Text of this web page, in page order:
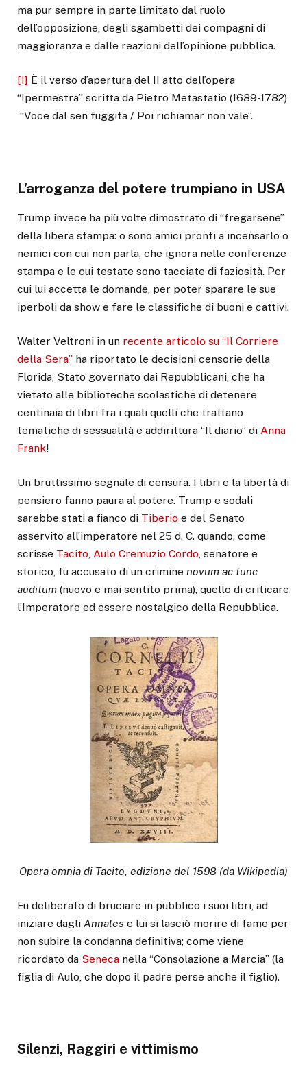
ma pur sempre in parte limitato dal ruolo
dell’opposizione, degli sgambetti dei compagni di
maggioranza e dalle reazioni dell’opinione pubblica.
[1] È il verso d’apertura del II atto dell’opera
“Ipermestra” scritta da Pietro Metastatio (1689-1782)
“Voce dal sen fuggita / Poi richiamar non vale”.
L’arroganza del potere trumpiano in USA
Trump invece ha più volte dimostrato di “fregarsene”
della libera stampa: o sono amici pronti a incensarlo o
nemici con cui non parla, che ignora nelle conferenze
stampa e le cui testate sono tacciate di faziosità. Per
cui lui accetta le domande, per poter sparare le sue
iperboli da show e fare le classifiche di buoni e cattivi.
Walter Veltroni in un recente articolo su “Il Corriere
della Sera” ha riportato le decisioni censorie della
Florida, Stato governato dai Repubblicani, che ha
vietato alle biblioteche scolastiche di detenere
centinaia di libri fra i quali quelli che trattano
tematiche di sessualità e addirittura “Il diario” di Anna
Frank!
Un bruttissimo segnale di censura. I libri e la libertà di
pensiero fanno paura al potere. Trump e sodali
sarebbe stati a fianco di Tiberio e del Senato
asservito all’imperatore nel 25 d. C. quando, come
scrisse Tacito, Aulo Cremuzio Cordo, senatore e
storico, fu accusato di un crimine novum ac tunc
auditum (nuovo e mai sentito prima), quello di criticare
l’Imperatore ed essere nostalgico della Repubblica.
Opera omnia di Tacito, edizione del 1598 (da Wikipedia)
Fu deliberato di bruciare in pubblico i suoi libri, ad
iniziare dagli Annales e lui si lasciò morire di fame per
non subire la condanna definitiva; come viene
ricordato da Seneca nella “Consolazione a Marcia” (la
figlia di Aulo, che dopo il padre perse anche il figlio).
Silenzi, Raggiri e vittimismo